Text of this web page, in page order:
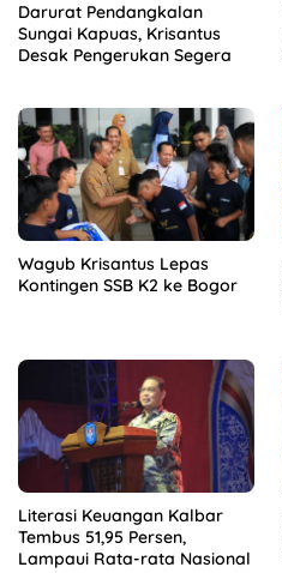
Darurat Pendangkalan
Sungai Kapuas, Krisantus
Desak Pengerukan Segera
Wagub Krisantus Lepas
Kontingen SSB K2 ke Bogor
Literasi Keuangan Kalbar
Tembus 51,95 Persen,
Lampaui Rata-rata Nasional